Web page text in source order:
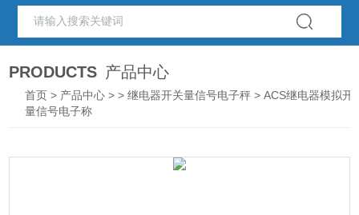
PRODUCTS 产品中心
首页 > 产品中心 > >继电器开关量信号电子秤 > ACS继电器模拟开
量信号电子称